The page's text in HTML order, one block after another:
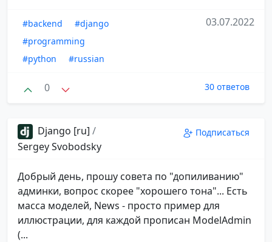
#backend
#django
#programming
#python
#russian
03.07.2022
0 30 ответов
Django [ru] /
Sergey Svobodsky
Подписаться
Добрый день, прошу совета по "допиливанию"
админки, вопрос скорее "хорошего тона"... Есть
масса моделей, News - просто пример для
иллюстрации, для каждой прописан ModelAdmin
(...